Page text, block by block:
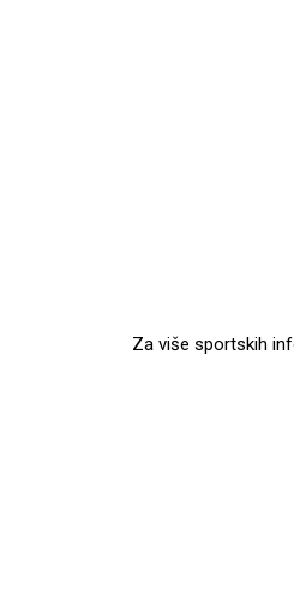
Za više sportskih